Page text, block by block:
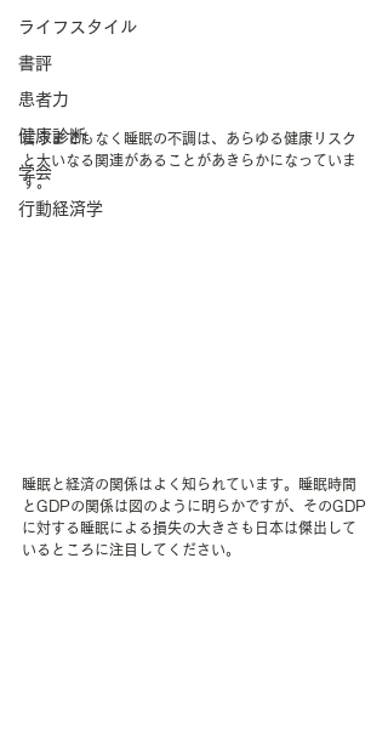
ライフスタイル
書評
患者力
健康診断
学会
行動経済学
言うまでもなく睡眠の不調は、あらゆる健康リスク
と大いなる関連があることがあきらかになっていま
す。
睡眠と経済の関係はよく知られています。睡眠時間
とGDPの関係は図のように明らかですが、そのGDP
に対する睡眠による損失の大きさも日本は傑出して
いるところに注目してください。